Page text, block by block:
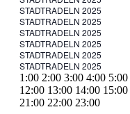
2025
-
14.
Juni
2025
25.
Mai
2025
-
14.
Juni
2025
STADTRADELN 2025
25.
Mai
2025
-
14.
Juni
2025
STADTRADELN 2025
25.
Mai
2025
-
14.
Juni
2025
STADTRADELN 2025
25.
Mai
2025
-
14.
Juni
STADTRADELN 2025
25.
Mai
2025
-
14.
STADTRADELN 2025
25.
Mai
2025
-
STADTRADELN 2025
0:00
1:00 2:00 3:00 4:00 5:00
12:00 13:00 14:00 15:00
21:00 22:00 23:000:00